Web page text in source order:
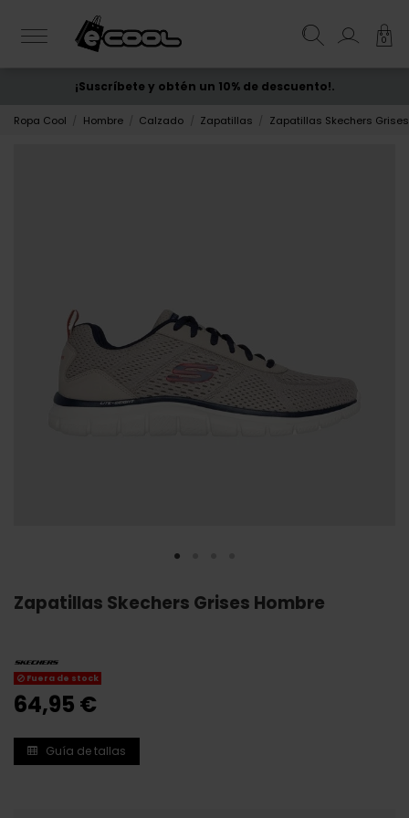
0
ENVÍO GRATIS desde 50€
¡Suscríbete y obtén un 10% de descuento!.
Ropa Cool Hombre Calzado Zapatillas Zapatillas Skechers
Zapatillas Skechers Grises Hombre
Fuera de stock
64,95 €
Guía de tallas